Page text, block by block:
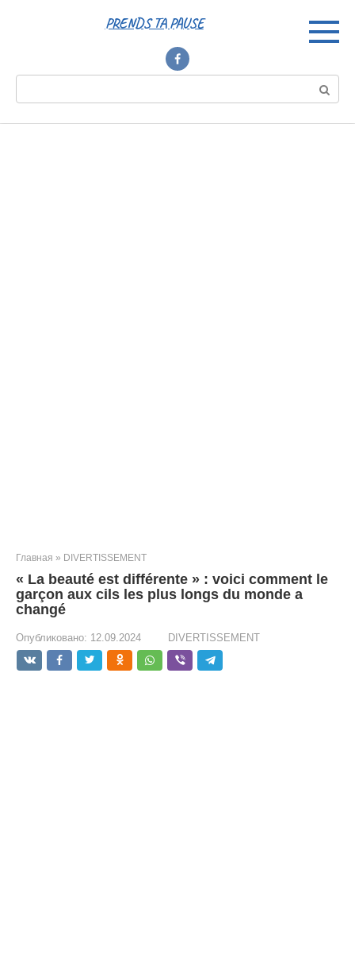
PRENDS TA PAUSE
Главная » DIVERTISSEMENT
« La beauté est différente » : voici comment le
garçon aux cils les plus longs du monde a
changé
Опубликовано: 12.09.2024 DIVERTISSEMENT